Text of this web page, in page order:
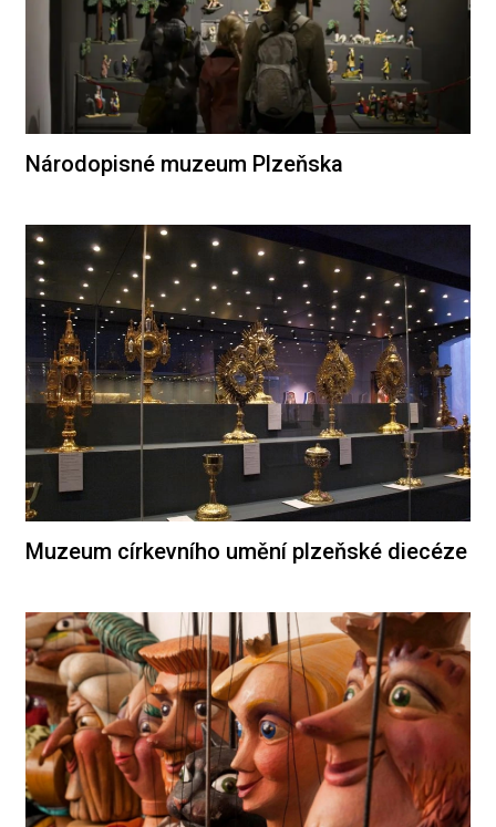
Národopisné muzeum Plzeňska
Muzeum církevního umění plzeňské diecéze